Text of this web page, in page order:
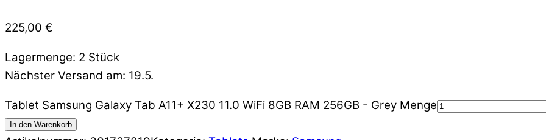
225,00 €
Lagermenge: 2 Stück
Nächster Versand am: 19.5.
Tablet Samsung Galaxy Tab A11+ X230 11.0 WiFi 8GB RAM 256GB - Grey Menge
In den Warenkorb